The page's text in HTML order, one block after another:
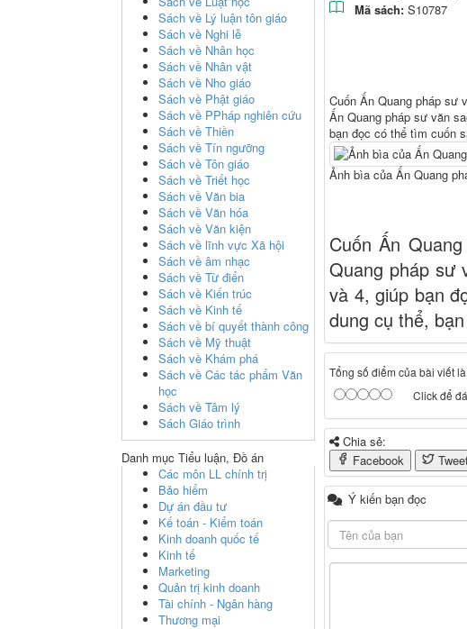
Mã sách: S10787
Cuốn Ấn Quang pháp sư
Ấn Quang pháp sư văn
bạn đọc có thể tìm cuốn
Ảnh bìa của Ấn Quang
Cuốn Ấn
Quang pháp sư
và 4, giúp bạn
dung cụ thể,
Tổng số điểm của bài viết
Click để
Chia sẻ:
Facebook
Ý kiến bạn đọc
Sách về Lý luận tôn giáo
Sách về Nghi lễ
Sách về Nhân học
Sách về Nhân vật
Sách về Nho giáo
Sách về Phật giáo
Sách về PPháp nghiên cứu
Sách về Thiền
Sách về Tín ngưỡng
Sách về Tôn giáo
Sách về Triết học
Sách về Văn bia
Sách về Văn hóa
Sách về Văn kiện
Sách về lĩnh vực Xã hội
Sách về âm nhạc
Sách về Từ điển
Sách về Kiến trúc
Sách về Kinh tế
Sách về bí quyết thành công
Sách về Mỹ thuật
Sách về Khám phá
Sách về Các tác phẩm Văn
học
Sách về Tâm lý
Sách Giáo trình
Danh mục Tiểu luận, Đồ án
Các môn LL chính trị
Bảo hiểm
Dự án đầu tư
Kế toán - Kiểm toán
Kinh doanh quốc tế
Kinh tế
Marketing
Quản trị kinh doanh
Tài chính - Ngân hàng
Thương mại